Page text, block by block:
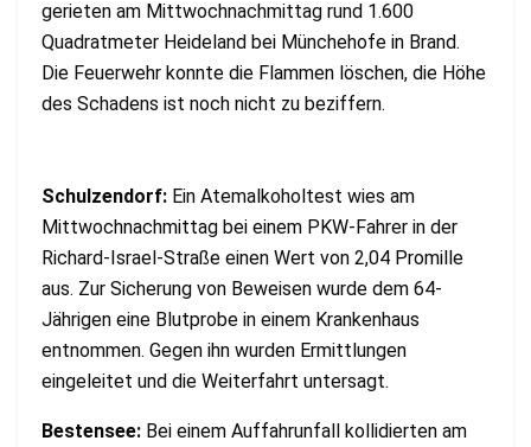
gerieten am Mittwochnachmittag rund 1.600
Quadratmeter Heideland bei Münchehofe in Brand.
Die Feuerwehr konnte die Flammen löschen, die Höhe
des Schadens ist noch nicht zu beziffern.
Schulzendorf: Ein Atemalkoholtest wies am
Mittwochnachmittag bei einem PKW-Fahrer in der
Richard-Israel-Straße einen Wert von 2,04 Promille
aus. Zur Sicherung von Beweisen wurde dem 64-
Jährigen eine Blutprobe in einem Krankenhaus
entnommen. Gegen ihn wurden Ermittlungen
eingeleitet und die Weiterfahrt untersagt.
Bestensee: Bei einem Auffahrunfall kollidierten am